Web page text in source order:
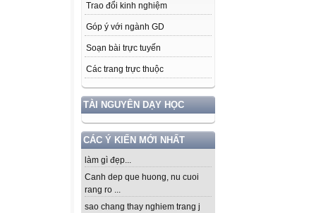
Trao đổi kinh nghiệm
Góp ý với ngành GD
Soạn bài trực tuyến
Các trang trực thuộc
TÀI NGUYÊN DẠY HỌC
CÁC Ý KIẾN MỚI NHẤT
làm gì đẹp...
Canh dep que huong, nu cuoi
rang ro ...
sao chang thay nghiem trang j